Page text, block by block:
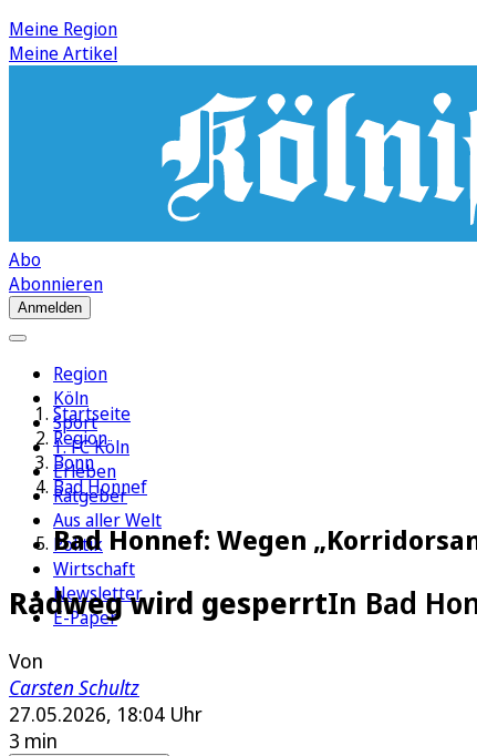
Meine Region
Meine Artikel
Abo
Abonnieren
Anmelden
Region
Köln
Sport
1. FC Köln
Erleben
Ratgeber
Aus aller Welt
Politik
Wirtschaft
Newsletter
E-Paper
Startseite
Region
Bonn
Bad Honnef
Bad Honnef: Wegen
Radweg wird gesperrtIn Bad
Von
Carsten Schultz
27.05.2026, 18:04 Uhr
3 min